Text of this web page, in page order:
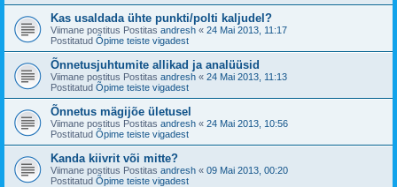
Kas usaldada ühte punkti/polti kaljudel?
Viimane postitus Postitas andresh « 24 Mai 2013, 11:17
Postitatud Õpime teiste vigadest
Õnnetusjuhtumite allikad ja analüüsid
Viimane postitus Postitas andresh « 24 Mai 2013, 11:13
Postitatud Õpime teiste vigadest
Õnnetus mägijõe ületusel
Viimane postitus Postitas andresh « 24 Mai 2013, 10:56
Postitatud Õpime teiste vigadest
Kanda kiivrit või mitte?
Viimane postitus Postitas andresh « 09 Mai 2013, 00:20
Postitatud Õpime teiste vigadest